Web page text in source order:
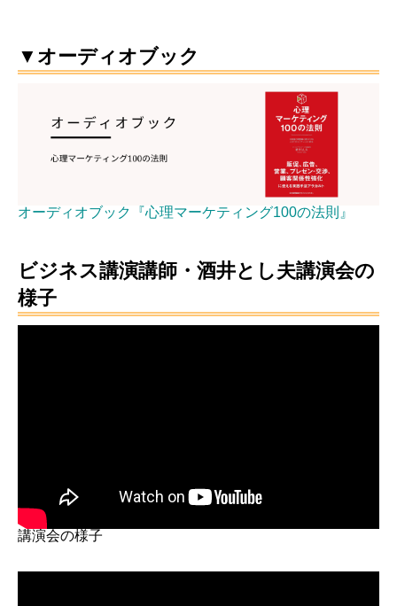
▼オーディオブック
オーディオブック『心理マーケティング100の法則』
ビジネス講演講師・酒井とし夫講演会の
様子
講演会の様子